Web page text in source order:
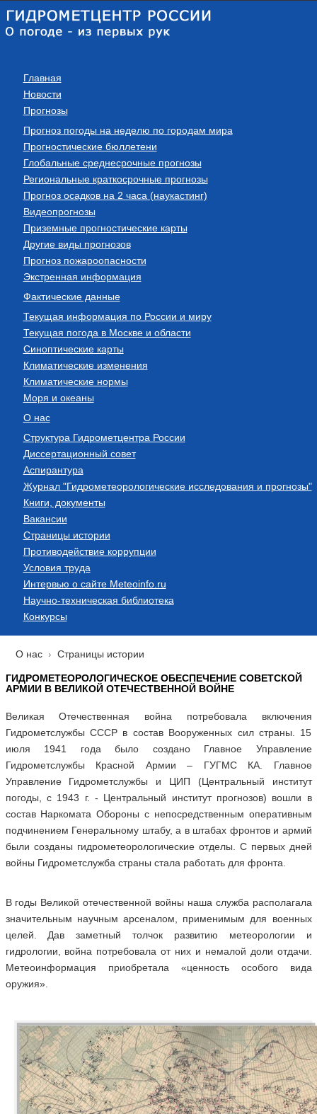
Главная
Новости
Прогнозы
Прогноз погоды на неделю по городам мира
Прогностические бюллетени
Глобальные среднесрочные прогнозы
Региональные краткосрочные прогнозы
Прогноз осадков на 2 часа (наукастинг)
Видеопрогнозы
Приземные прогностические карты
Другие виды прогнозов
Прогноз пожароопасности
Экстренная информация
Фактические данные
Текущая информация по России и миру
Текущая погода в Москве и области
Синоптические карты
Климатические изменения
Климатические нормы
Моря и океаны
О нас
Структура Гидрометцентра России
Диссертационный совет
Аспирантура
Журнал "Гидрометеорологические исследования и прогнозы"
Книги, документы
Вакансии
Страницы истории
Противодействие коррупции
Условия труда
Интервью о сайте Meteoinfo.ru
Научно-техническая библиотека
Конкурсы
О нас Страницы истории
ГИДРОМЕТЕОРОЛОГИЧЕСКОЕ ОБЕСПЕЧЕНИЕ СОВЕТСКОЙ
АРМИИ В ВЕЛИКОЙ ОТЕЧЕСТВЕННОЙ ВОЙНЕ
Великая Отечественная война потребовала включения
Гидрометслужбы СССР в состав Вооруженных сил страны. 15
июля 1941 года было создано Главное Управление
Гидрометслужбы Красной Армии – ГУГМС КА. Главное
Управление Гидрометслужбы и ЦИП (Центральный институт
погоды, с 1943 г. - Центральный институт прогнозов) вошли в
состав Наркомата Обороны с непосредственным оперативным
подчинением Генеральному штабу, а в штабах фронтов и армий
были созданы гидрометеорологические отделы. С первых дней
войны Гидрометслужба страны стала работать для фронта.
В годы Великой отечественной войны наша служба располагала
значительным научным арсеналом, применимым для военных
целей. Дав заметный толчок развитию метеорологии и
гидрологии, война потребовала от них и немалой доли отдачи.
Метеоинформация приобретала «ценность особого вида
оружия».